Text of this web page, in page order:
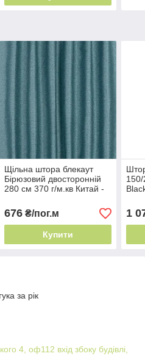
Щільна штора блекаут
Бірюзовий двосторонній
280 см 370 г/м.кв Китай -
676₴/пог.м
Купити
1
за рік
4, оф112 вхід збоку будівлі,